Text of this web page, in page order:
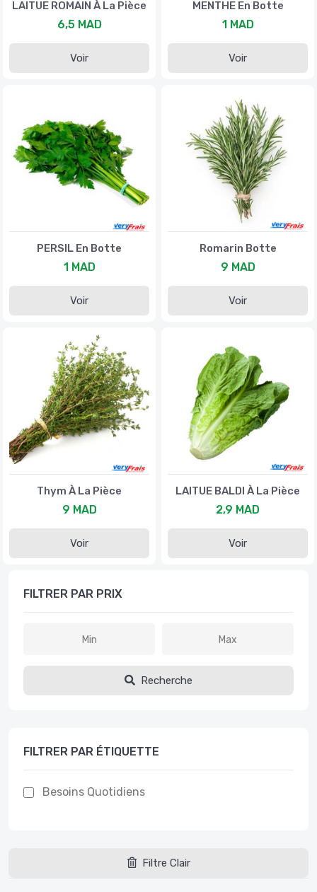
FILTRER PAR PRIX
Recherche
FILTRER PAR ÉTIQUETTE
Besoins Quotidiens
Filtre Clair
LAITUE ROMAIN À La Pièce
6,5 MAD
Voir
MENTHE En Botte
1 MAD
Voir
PERSIL En Botte
1 MAD
Voir
Romarin Botte
9 MAD
Voir
Thym À La Pièce
9 MAD
Voir
LAITUE BALDI À La Pièce
2,9 MAD
Voir